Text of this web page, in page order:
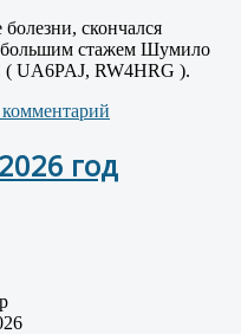
скончался
стажем Шумило
UA6PAJ, RW4HRG ).
год